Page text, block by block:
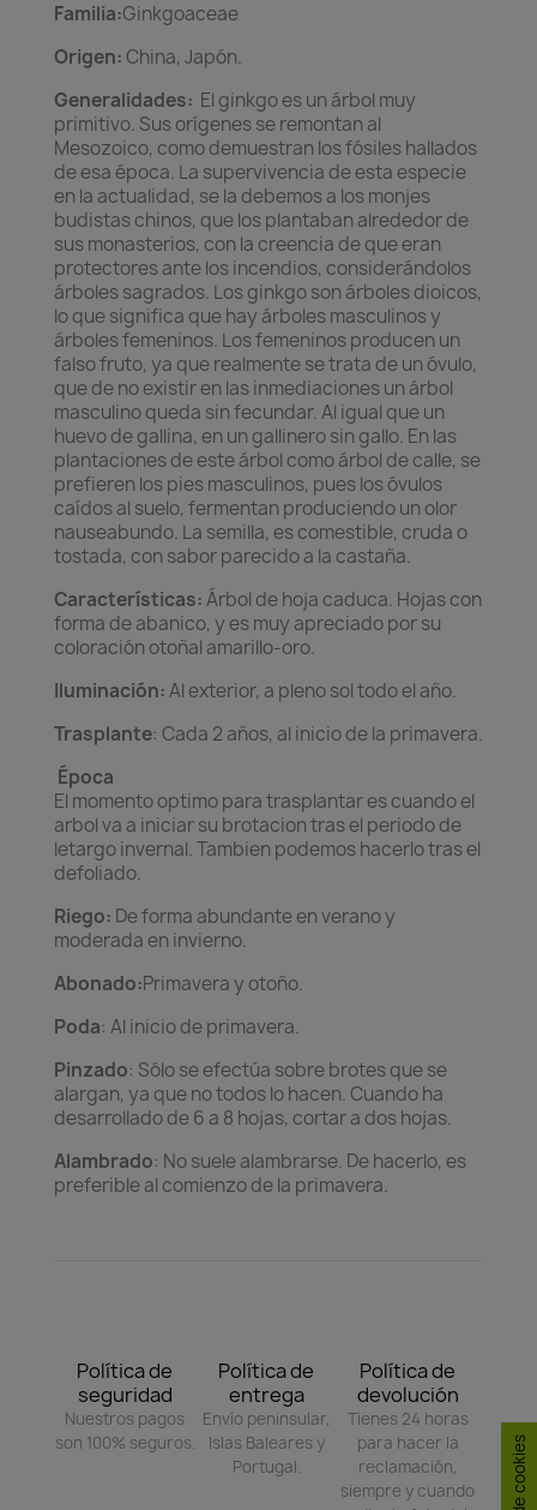
Familia:Ginkgoaceae
Origen: China, Japón.
Generalidades: El ginkgo es un árbol muy
primitivo. Sus orígenes se remontan al
Mesozoico, como demuestran los fósiles hallados
de esa época. La supervivencia de esta especie
en la actualidad, se la debemos a los monjes
budistas chinos, que los plantaban alrededor de
sus monasterios, con la creencia de que eran
protectores ante los incendios, considerándolos
árboles sagrados. Los ginkgo son árboles dioicos,
lo que significa que hay árboles masculinos y
árboles femeninos. Los femeninos producen un
falso fruto, ya que realmente se trata de un óvulo,
que de no existir en las inmediaciones un árbol
masculino queda sin fecundar. Al igual que un
huevo de gallina, en un gallinero sin gallo. En las
plantaciones de este árbol como árbol de calle, se
prefieren los pies masculinos, pues los óvulos
caídos al suelo, fermentan produciendo un olor
nauseabundo. La semilla, es comestible, cruda o
tostada, con sabor parecido a la castaña.
Características:Árbol de hoja caduca. Hojas con
forma de abanico, y es muy apreciado por su
coloración otoñal amarillo-oro.
Iluminación:Al exterior, a pleno sol todo el año.
Trasplante: Cada 2 años, al inicio de la primavera.
Época
El momento optimo para trasplantar es cuando el
arbol va a iniciar su brotacion tras el periodo de
letargo invernal. Tambien podemos hacerlo tras el
defoliado.
Riego: De forma abundante en verano y
moderada en invierno.
Abonado:Primavera y otoño.
Poda: Al inicio de primavera.
Pinzado: Sólo se efectúa sobre brotes que se
alargan, ya que no todos lo hacen. Cuando ha
desarrollado de 6 a 8 hojas, cortar a dos hojas.
Alambrado: No suele alambrarse. De hacerlo, es
preferible al comienzo de la primavera.
Política de
seguridad
Nuestros pagos
son 100% seguros.
Política de
entrega
Envío peninsular,
Islas Baleares y
Portugal.
Política de
devolución
Tienes 24 horas
para hacer la
reclamación,
siempre y cuando